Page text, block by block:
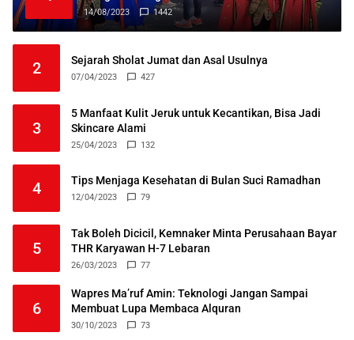
14/08/2023 1442
2 Sejarah Sholat Jumat dan Asal Usulnya
07/04/2023 427
3
5 Manfaat Kulit Jeruk untuk Kecantikan, Bisa Jadi
Skincare Alami
25/04/2023 132
4 Tips Menjaga Kesehatan di Bulan Suci Ramadhan
12/04/2023 79
5
Tak Boleh Dicicil, Kemnaker Minta Perusahaan Bayar
THR Karyawan H-7 Lebaran
26/03/2023 77
6
Wapres Ma’ruf Amin: Teknologi Jangan Sampai
Membuat Lupa Membaca Alquran
30/10/2023 73